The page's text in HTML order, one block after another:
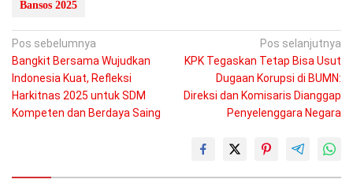
Bansos 2025
Navigasi
pos
Pos sebelumnya
Bangkit Bersama Wujudkan
Indonesia Kuat, Refleksi
Harkitnas 2025 untuk SDM
Kompeten dan Berdaya Saing
Pos selanjutnya
KPK Tegaskan Tetap Bisa Usut
Dugaan Korupsi di BUMN:
Direksi dan Komisaris Dianggap
Penyelenggara Negara